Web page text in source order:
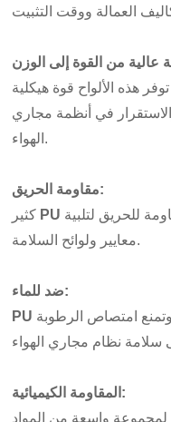
عالية من القوة إلى الوزن
هذه الألواح قوة هيكلية
في أنظمة مجاري
الهواء.
مقاومة الحريق:
PU
معايير ولوائح السلامة.
ضد للماء:
PU
المقاومة الكيميائية :
لمجموعة واسعة من المواد